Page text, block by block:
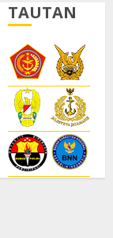
TAUTAN